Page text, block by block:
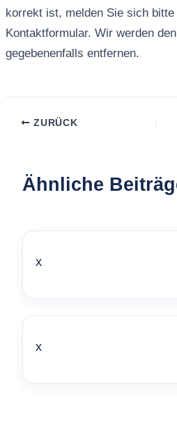
korrekt ist, melden Sie sich
Kontaktformular. Wir werden
gegebenenfalls entfernen.
ZURÜCK
Ähnliche
x
x